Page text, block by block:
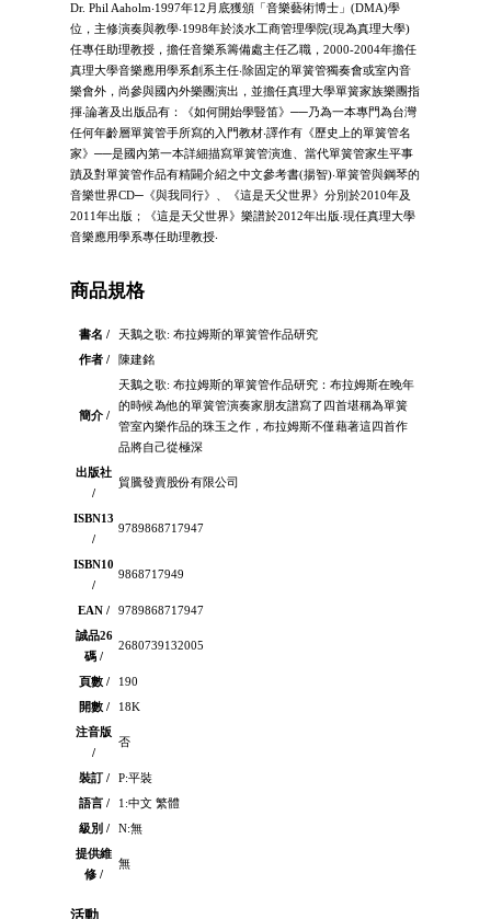
Dr. Phil Aaholm‧1997年12月底獲頒「音樂藝術博士」(DMA)學
位，主修演奏與教學‧1998年於淡水工商管理學院(現為真理大學)
任專任助理教授，擔任音樂系籌備處主任乙職，2000-2004年擔任
真理大學音樂應用學系創系主任‧除固定的單簧管獨奏會或室內音
樂會外，尚參與國內外樂團演出，並擔任真理大學單簧家族樂團指
揮‧論著及出版品有：《如何開始學豎笛》──乃為一本專門為台灣
任何年齡層單簧管手所寫的入門教材‧譯作有《歷史上的單簧管名
家》──是國內第一本詳細描寫單簧管演進、當代單簧管家生平事
蹟及對單簧管作品有精闢介紹之中文參考書(揚智)‧單簧管與鋼琴的
音樂世界CD─《與我同行》、《這是天父世界》分別於2010年及
2011年出版；《這是天父世界》樂譜於2012年出版‧現任真理大學
音樂應用學系專任助理教授‧
商品規格
書名 /
天鵝之歌: 布拉姆斯的單簧管作品研究
作者 /
陳建銘
簡介 /
天鵝之歌: 布拉姆斯的單簧管作品研究：布拉姆斯在晚年
的時候為他的單簧管演奏家朋友譜寫了四首堪稱為單簧
管室內樂作品的珠玉之作，布拉姆斯不僅藉著這四首作
品將自己從極深
出版社
/
貿騰發賣股份有限公司
ISBN13
/
9789868717947
ISBN10
/
9868717949
EAN /
9789868717947
誠品26
碼 /
2680739132005
頁數 /
190
開數 /
18K
注音版
/
否
裝訂 /
P:平裝
語言 /
1:中文 繁體
級別 /
N:無
提供維
修 /
無
活動